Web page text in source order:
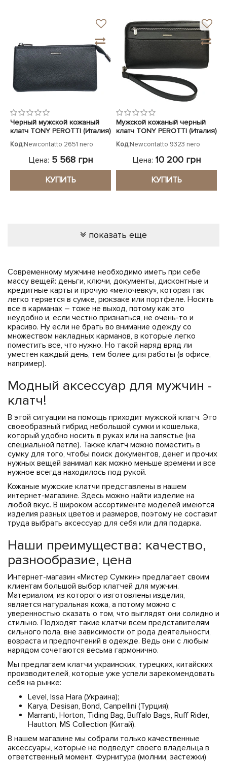
Черный мужской кожаный
клатч TONY PEROTTI (Италия)
Код:Newcontatto 2651 nero
Цена: 5 568 грн
КУПИТЬ
Мужской кожаный черный
клатч TONY PEROTTI (Италия)
Код:Newcontatto 9323 nero
Цена: 10 200 грн
КУПИТЬ
показать еще
Современному мужчине необходимо иметь при себе
массу вещей: деньги, ключи, документы, дисконтные и
кредитные карты и прочую «мелочевку», которая так
легко теряется в сумке, рюкзаке или портфеле. Носить
все в карманах – тоже не выход, потому как это
неудобно и, если честно признаться, не очень-то и
красиво. Ну если не брать во внимание одежду со
множеством накладных карманов, в которые легко
поместить все, что нужно. Но такой наряд вряд ли
уместен каждый день, тем более для работы (в офисе,
например).
Модный аксессуар для мужчин -
клатч!
В этой ситуации на помощь приходит мужской клатч. Это
своеобразный гибрид небольшой сумки и кошелька,
который удобно носить в руках или на запястье (на
специальной петле). Также клатч можно поместить в
сумку для того, чтобы поиск документов, денег и прочих
нужных вещей занимал как можно меньше времени и все
нужное всегда находилось под рукой.
Кожаные мужские клатчи представлены в нашем
интернет-магазине. Здесь можно найти изделие на
любой вкус. В широком ассортименте моделей имеются
изделия разных цветов и размеров, поэтому не составит
труда выбрать аксессуар для себя или для подарка.
Наши преимущества: качество,
разнообразие, цена
Интернет-магазин «Мистер Сумкин» предлагает своим
клиентам большой выбор клатчей для мужчин.
Материалом, из которого изготовлены изделия,
является натуральная кожа, а потому можно с
уверенностью сказать о том, что выглядят они солидно и
стильно. Подходят такие клатчи всем представителям
сильного пола, вне зависимости от рода деятельности,
возраста и предпочтений в одежде. Ведь они с любым
нарядом сочетаются весьма гармонично.
Мы предлагаем клатчи украинских, турецких, китайских
производителей, которые уже успели зарекомендовать
себя на рынке:
Level, Issa Hara (Украина);
Karya, Desisan, Bond, Canpellini (Турция);
Marranti, Horton, Tiding Bag, Buffalo Bags, Ruff Rider,
Hautton, MS Collection (Китай).
В нашем магазине мы собрали только качественные
аксессуары, которые не подведут своего владельца в
ответственный момент. Фурнитура (молнии, застежки)